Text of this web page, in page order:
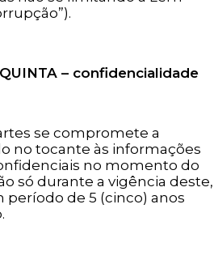
QUINTA – confidencialidade
se compromete a
no tocante às informações
no momento do
só durante a vigência deste,
de 5 (cinco) anos